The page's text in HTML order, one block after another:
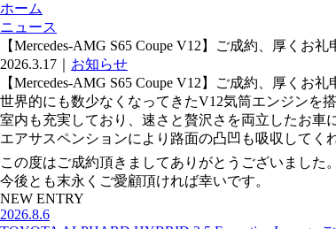
ホーム
ニュース
【Mercedes-AMG S65 Coupe V12】ご成約、厚くお礼
2026.3.17
お知らせ
【Mercedes-AMG S65 Coupe V12】ご成約、厚くお礼
世界的にも数少なくなってきたV12気筒エンジンを
室内も充実しており、速さと贅沢さを両立したお車
エアサスペンションにより路面の凸凹も吸収してく
この度はご成約頂きましてありがとうございました。
今後とも末永くご愛顧頂ければ幸いです。
NEW ENTRY
2026.8.6